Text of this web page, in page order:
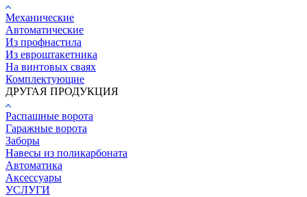
Механические
Автоматические
Из профнастила
Из евроштакетника
На винтовых сваях
Комплектующие
ДРУГАЯ ПРОДУКЦИЯ
Распашные ворота
Гаражные ворота
Заборы
Навесы из поликарбоната
Автоматика
Аксессуары
УСЛУГИ